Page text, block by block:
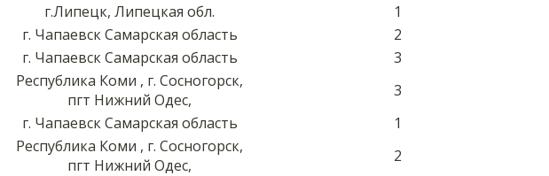
г.Липецк, Липецкая обл.
1
г. Чапаевск Самарская область
2
г. Чапаевск Самарская область
3
Республика Коми , г. Сосногорск,
пгт Нижний Одес,
3
г. Чапаевск Самарская область
1
Республика Коми , г. Сосногорск,
пгт Нижний Одес,
2